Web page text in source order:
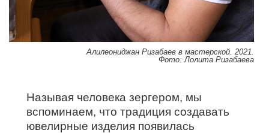
Алилеониджан Ризабаев в мастерской. 2021.
Фото: Лолита Ризабаева
Называя человека зергером, мы
вспоминаем, что традиция создавать
ювелирные изделия появилась